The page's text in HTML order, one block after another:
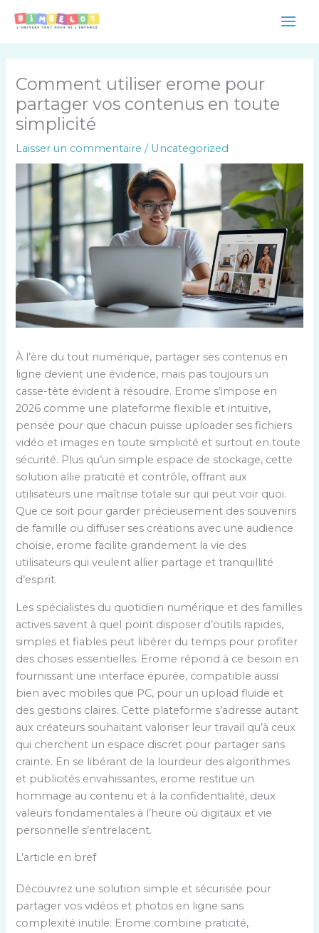
Main
Comment utiliser erome pour
partager vos contenus en toute
simplicité
Laisser un commentaire / Uncategorized
À l’ère du tout numérique, partager ses contenus en
ligne devient une évidence, mais pas toujours un
casse-tête évident à résoudre. Erome s’impose en
2026 comme une plateforme flexible et intuitive,
pensée pour que chacun puisse uploader ses fichiers
vidéo et images en toute simplicité et surtout en toute
sécurité. Plus qu’un simple espace de stockage, cette
solution allie praticité et contrôle, offrant aux
utilisateurs une maîtrise totale sur qui peut voir quoi.
Que ce soit pour garder précieusement des souvenirs
de famille ou diffuser ses créations avec une audience
choisie, erome facilite grandement la vie des
utilisateurs qui veulent allier partage et tranquillité
d’esprit.
Les spécialistes du quotidien numérique et des familles
actives savent à quel point disposer d’outils rapides,
simples et fiables peut libérer du temps pour profiter
des choses essentielles. Erome répond à ce besoin en
fournissant une interface épurée, compatible aussi
bien avec mobiles que PC, pour un upload fluide et
des gestions claires. Cette plateforme s’adresse autant
aux créateurs souhaitant valoriser leur travail qu’à ceux
qui cherchent un espace discret pour partager sans
crainte. En se libérant de la lourdeur des algorithmes
et publicités envahissantes, erome restitue un
hommage au contenu et à la confidentialité, deux
valeurs fondamentales à l’heure où digitaux et vie
personnelle s’entrelacent.
L’article en bref
Découvrez une solution simple et sécurisée pour
partager vos vidéos et photos en ligne sans
complexité inutile. Erome combine praticité,